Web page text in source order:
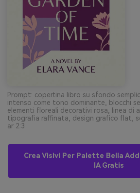
Prompt: copertina libro su sfondo
intenso come tono dominante, blocchi
elementi floreali decorativi rosa, linea di
tipografia raffinata, design grafico flat,
ar 2:3
Crea Visivi Per Palette Bella
IA Gratis